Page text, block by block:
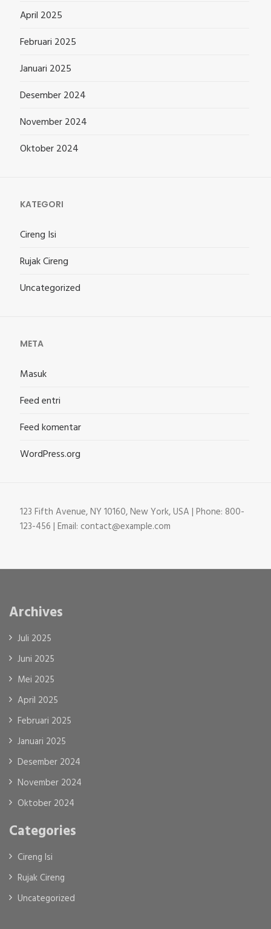
April 2025
Februari 2025
Januari 2025
Desember 2024
November 2024
Oktober 2024
KATEGORI
Cireng Isi
Rujak Cireng
Uncategorized
META
Masuk
Feed entri
Feed komentar
WordPress.org
123 Fifth Avenue, NY 10160, New York, USA | Phone: 800-
123-456 | Email: contact@example.com
Archives
Juli 2025
Juni 2025
Mei 2025
April 2025
Februari 2025
Januari 2025
Desember 2024
November 2024
Oktober 2024
Categories
Cireng Isi
Rujak Cireng
Uncategorized